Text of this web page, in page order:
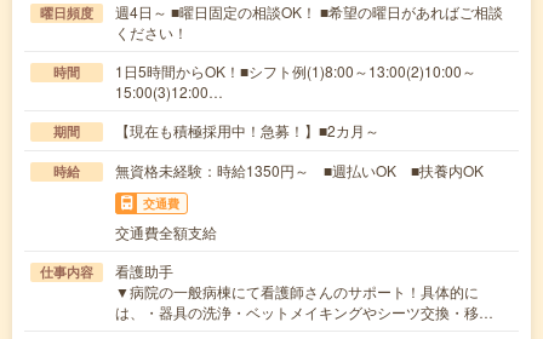
曜日頻度
週4日～ ■曜日固定の相談OK！ ■希望の曜日があればご相談
ください！
時間
1日5時間からOK！■シフト例(1)8:00～13:00(2)10:00～
15:00(3)12:00…
期間 【現在も積極採用中！急募！】■2カ月～
時給 無資格未経験：時給1350円～ ■週払いOK ■扶養内OK
交通費
交通費全額支給
仕事内容
看護助手
▼病院の一般病棟にて看護師さんのサポート！具体的に
は、・器具の洗浄・ベットメイキングやシーツ交換・移…